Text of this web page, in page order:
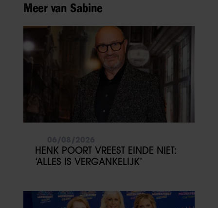
Meer van Sabine
HENK POORT VREEST EINDE NIET:
‘ALLES IS VERGANKELIJK’